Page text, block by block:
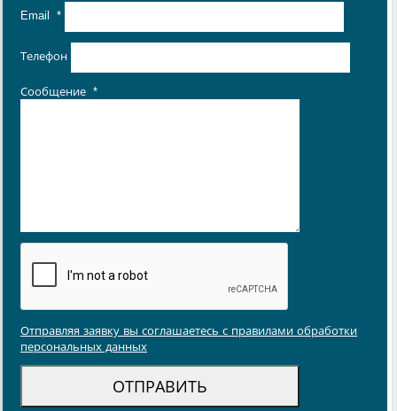
Email *
Телефон
Сообщение *
Отправляя заявку вы соглашаетесь с правилами обработки
персональных данных